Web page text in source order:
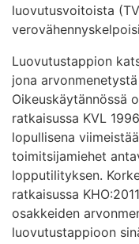
luovutusvoitoista
Luovutustappion
jona
Oikeuskäytännössä
ratkaisussa KVL
lopullisena
toimitsijamiehet
lopputilityksen.
ratkaisussa
osakkeiden
luovutustappioon